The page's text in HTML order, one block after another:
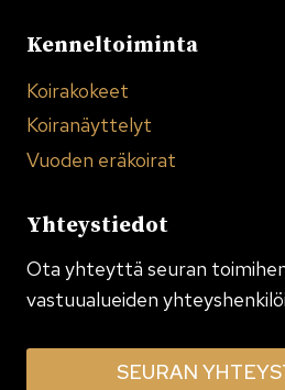
Kenneltoiminta
Koirakokeet
Koiranäyttelyt
Vuoden eräkoirat
Yhteystiedot
Ota yhteyttä seuran
vastuualueiden
SEURAN